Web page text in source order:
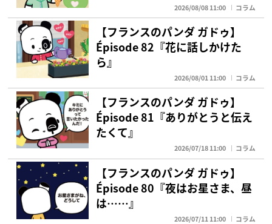
2026/08/08 11:00 コラム
【フランスのパンダ ガドゥ】
Épisode 82『花に話しかけた
ら』
2026/08/01 11:00 コラム
【フランスのパンダ ガドゥ】
Épisode 81『ありがとうと伝え
たくて』
2026/07/18 11:00 コラム
【フランスのパンダ ガドゥ】
Épisode 80『夜はお星さま、昼
は……』
2026/07/11 11:00 コラム